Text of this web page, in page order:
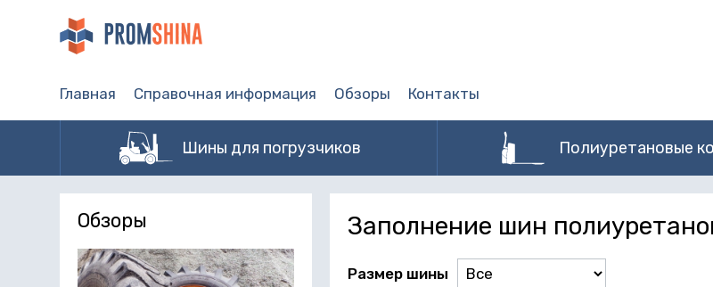
Главная Справочная информация Обзоры Контакты
Шины для погрузчиков Полиуретановые
Обзоры Заполнение шин
Размер шины